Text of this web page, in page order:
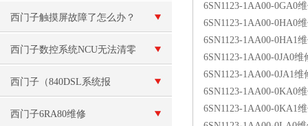
机
西门子触摸屏故障了怎么办？
西门子数控系统NCU无法清零
维修
西门子（840DSL系统报
F30005过载）解决
西门子6RA80维修
6SN1123-1AA00-0GA0
6SN1123-1AA00-0HA0
6SN1123-1AA00-0HA1
6SN1123-1AA00-0JA0
6SN1123-1AA00-0JA1
6SN1123-1AA00-0KA0
6SN1123-1AA00-0KA1